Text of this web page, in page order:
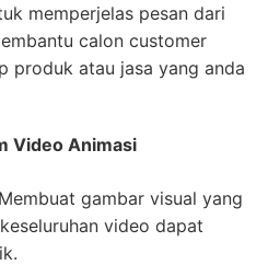
memperjelas pesan dari
calon customer
produk atau jasa yang anda
Video Animasi
gambar visual yang
video dapat